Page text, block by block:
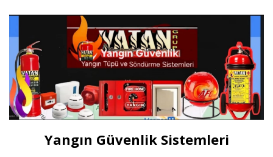
Yangın Güvenlik Sistemleri